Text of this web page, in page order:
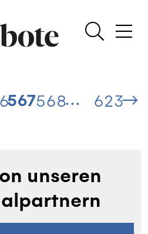
567568... 623
unseren